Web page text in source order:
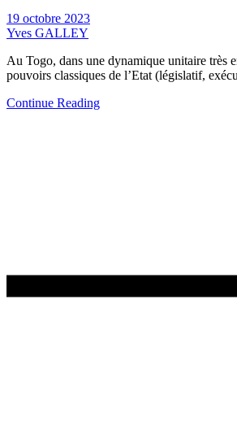
19 octobre 2023
Yves GALLEY
Au Togo, dans une dynamique unitaire très
pouvoirs classiques de l’Etat (législatif,
Continue Reading